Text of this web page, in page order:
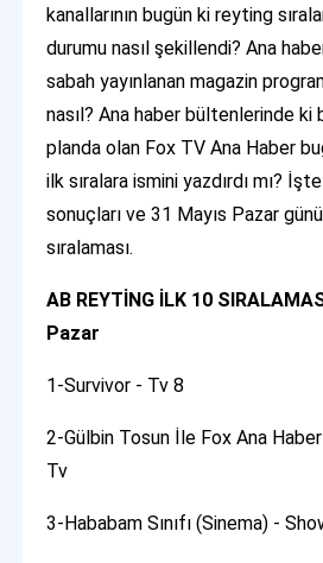
kanallarının bugün ki reyting
durumu nasıl şekillendi? Ana
sabah yayınlanan magazin
nasıl? Ana haber bültenlerinde ki
planda olan Fox TV Ana Haber
ilk sıralara ismini yazdırdı mı?
sonuçları ve 31 Mayıs Pazar
sıralaması.
AB REYTİNG İLK 10
Pazar
1-Survivor - Tv 8
2-Gülbin Tosun İle Fox Ana
Tv
3-Hababam Sınıfı (Sinema) -